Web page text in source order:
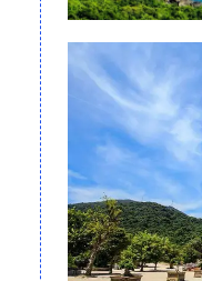
đẫm thời gian. Bạn sẽ
bóng đèn lồng, chiêm
phá làng nghề truyền
mang đậm hồn xứ
hồng trắng... Hội An
là vùng đất dễ khiến